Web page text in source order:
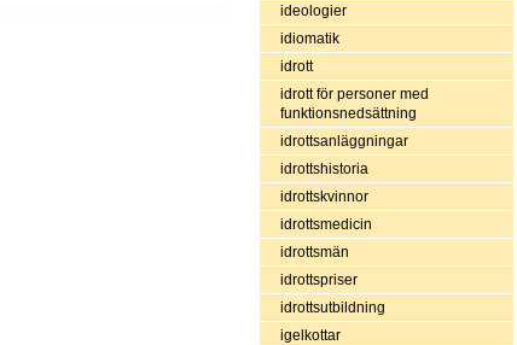
ideologier
idiomatik
idrott
idrott för personer med
funktionsnedsättning
idrottsanläggningar
idrottshistoria
idrottskvinnor
idrottsmedicin
idrottsmän
idrottspriser
idrottsutbildning
igelkottar